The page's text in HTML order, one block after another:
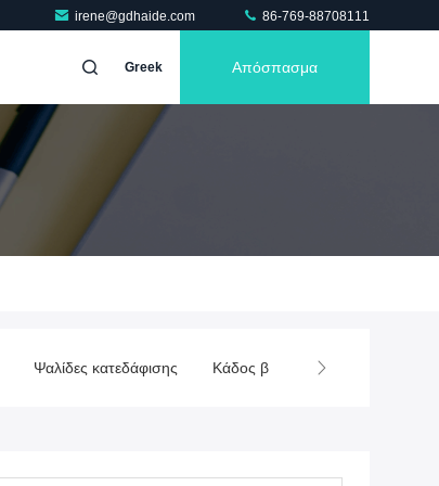
irene@gdhaide.com 86-769-88708111
Greek Απόσπασμα
Κάδος βράχου εκσκαφέων Κάδος σκελετών